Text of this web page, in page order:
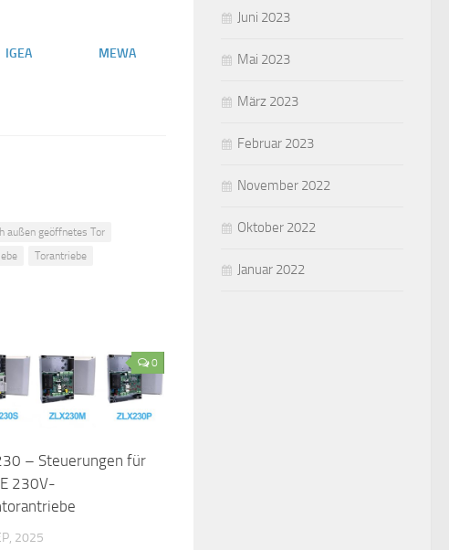
IGEA MEWA
außen geöffnetes Tor
Torantriebe
0
– Steuerungen für
230V-
2025
Juni 2023
Mai 2023
März 2023
Februar 2023
November 2022
Oktober 2022
Januar 2022